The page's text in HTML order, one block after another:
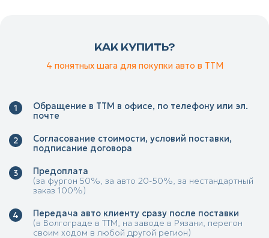
КАК КУПИТЬ?
4 понятных шага для покупки авто в ТТМ
Обращение в ТТМ в офисе, по телефону или эл.
почте
Согласование стоимости, условий поставки,
подписание договора
Предоплата
(за фургон 50%, за авто 20-50%, за нестандартный
заказ 100%)
Передача авто клиенту сразу после поставки
(в Волгограде в ТТМ, на заводе в Рязани, перегон
своим ходом в любой другой регион)